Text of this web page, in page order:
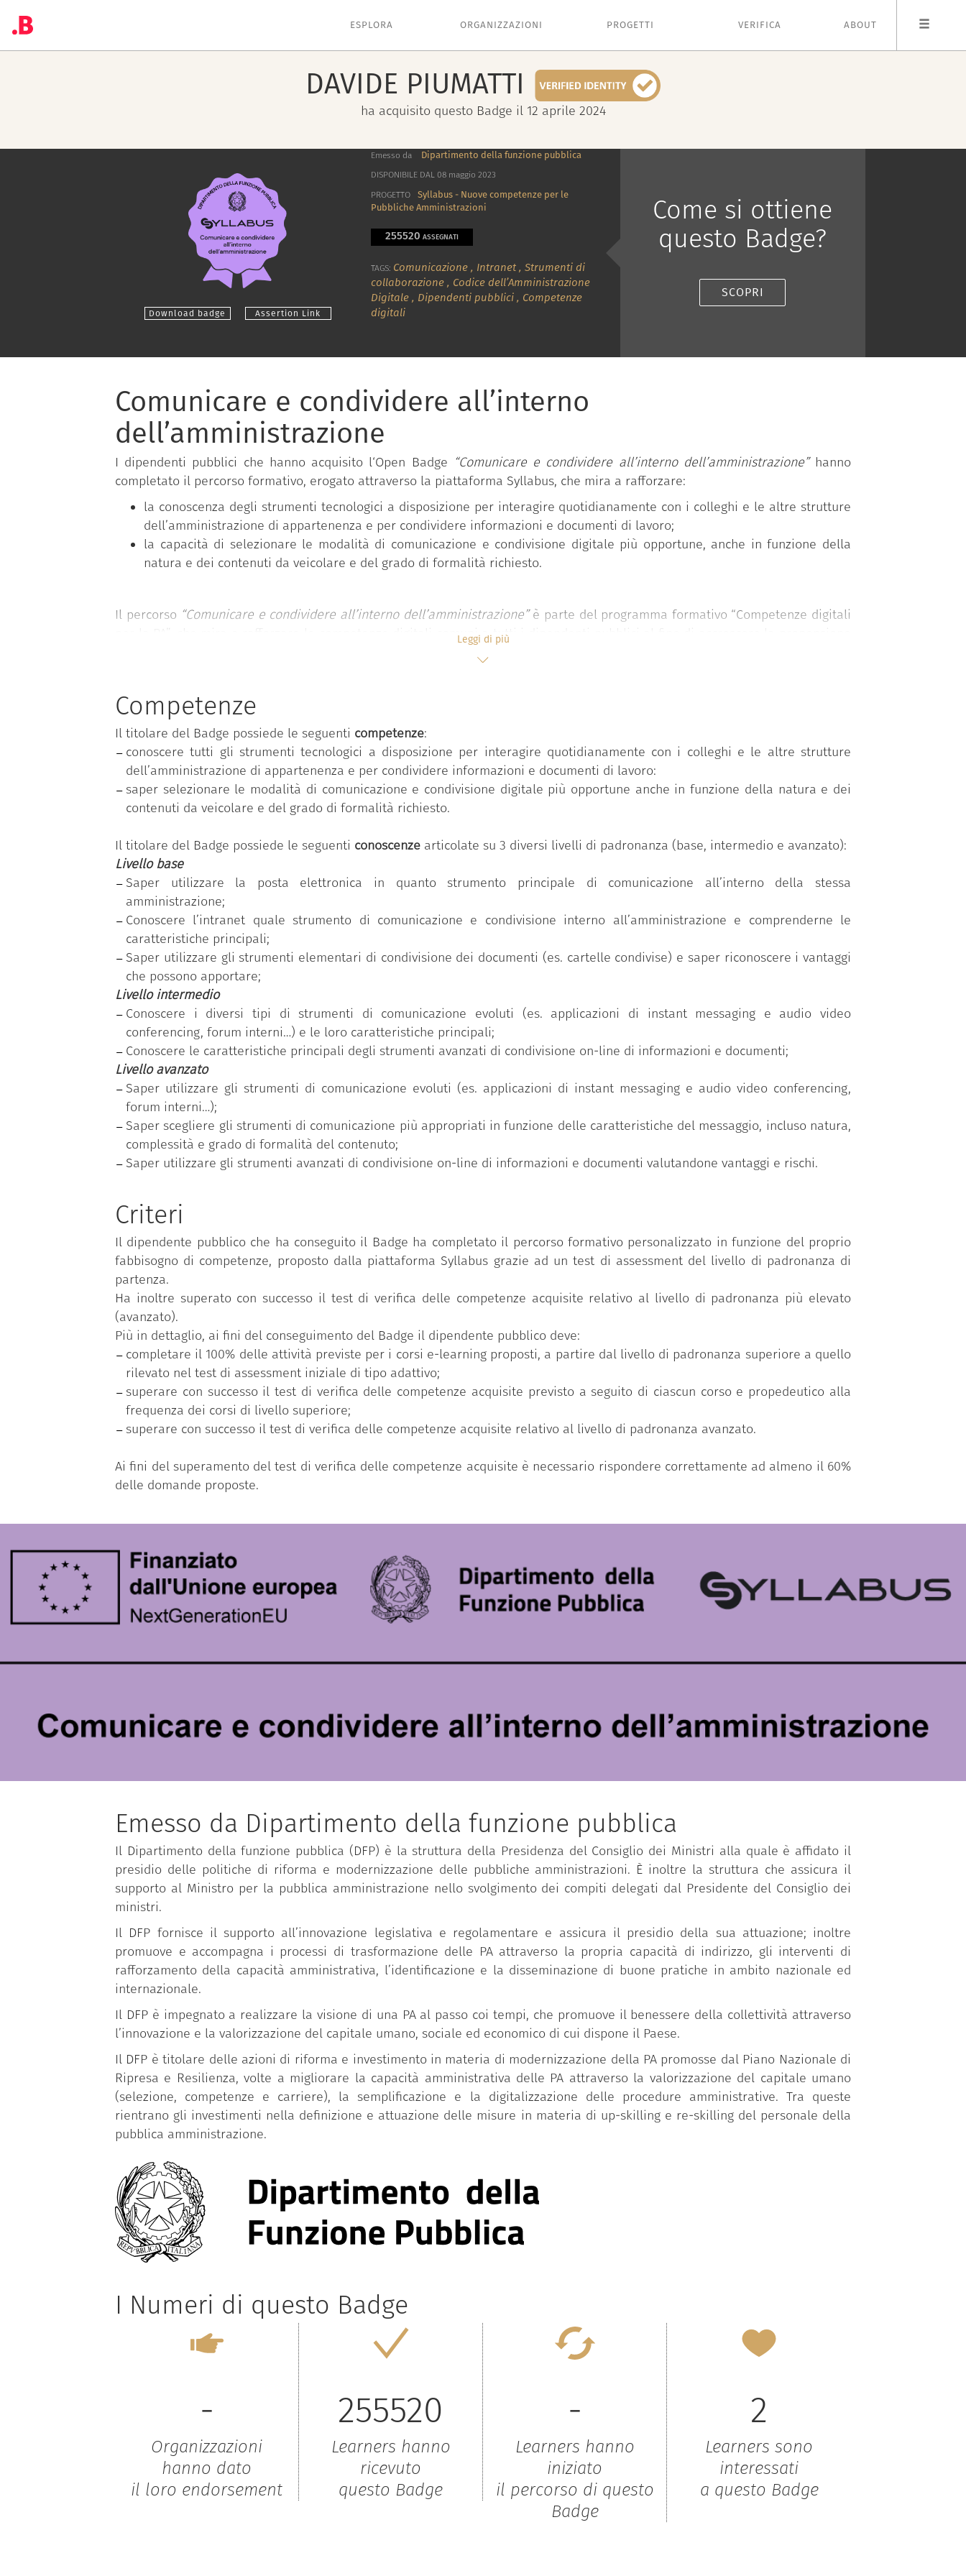
ESPLORA ORGANIZZAZIONI PROGETTI VERIFICA ABOUT
DAVIDE PIUMATTI
ha acquisito questo Badge il 12 aprile 2024
Download badge Assertion Link
Emesso da Dipartimento della funzione pubblica
DISPONIBILE DAL 08 maggio 2023
PROGETTO
Syllabus - Nuove competenze per le
Pubbliche Amministrazioni
255520 ASSEGNATI
TAGS: Comunicazione , Intranet ,Strumenti di
collaborazione , Codice dell’Amministrazione
Digitale , Dipendenti pubblici , Competenze
digitali
Come si ottiene
questo Badge?
SCOPRI
Comunicare e condividere all’interno
dell’amministrazione
I dipendenti pubblici che hanno acquisito l‘Open Badge “Comunicare e condividere all’interno dell’amministrazione”hanno
completato il percorso formativo, erogato attraverso la piattaforma Syllabus, che mira a rafforzare:
la conoscenza degli strumenti tecnologici a disposizione per interagire quotidianamente con i colleghi e le altre strutture
dell’amministrazione di appartenenza e per condividere informazioni e documenti di lavoro;
la capacità di selezionare le modalità di comunicazione e condivisione digitale più opportune, anche in funzione della
natura e dei contenuti da veicolare e del grado di formalità richiesto.
Il percorso “Comunicare e condividere all’interno dell’amministrazione”è parte del programma formativo “Competenze digitali
per la PA”, che mira a rafforzare le competenze digitali comuni a tutti i dipendenti pubblici al fine di accrescere la propensione
Il programma si basa sul
tematiche; ciascuna competenza, a sua volta, si articola in un numero variabile di conoscenze/abilità raggruppate secondo tre
livelli di padronanza (base, intermedio e avanzato).
“Comunicare e condividere all’interno dell’amministrazione”è una delle 11 competenze previste nel programma“Competenze
digitali per la PA”.
Il dipendente pubblico che ha conseguito il Badge ha partecipato al percorso formativo personalizzato in funzione della
acquisite, relativo al livello di padronanza più elevato (avanzato).
Leggi di più
Competenze
Il titolare del Badge possiede le seguenti competenze:
conoscere tutti gli strumenti tecnologici a disposizione per interagire quotidianamente con i colleghi e le altre strutture
dell’amministrazione di appartenenza e per condividere informazioni e documenti di lavoro:
saper selezionare le modalità di comunicazione e condivisione digitale più opportune anche in funzione della natura e dei
contenuti da veicolare e del grado di formalità richiesto.
Il titolare del Badge possiede le seguenti conoscenze articolate su 3 diversi livelli di padronanza (base, intermedio e avanzato):
Livello base
Saper utilizzare la posta elettronica in quanto strumento principale di comunicazione all’interno della stessa
amministrazione;
Conoscere l’intranet quale strumento di comunicazione e condivisione interno all’amministrazione e comprenderne le
caratteristiche principali;
Saper utilizzare gli strumenti elementari di condivisione dei documenti (es. cartelle condivise) e saper riconoscere i vantaggi
che possono apportare;
Livello intermedio
Conoscere i diversi tipi di strumenti di comunicazione evoluti (es. applicazioni di instant messaging e audio video
conferencing, forum interni…) e le loro caratteristiche principali;
Conoscere le caratteristiche principali degli strumenti avanzati di condivisione on-line di informazioni e documenti;
Livello avanzato
Saper utilizzare gli strumenti di comunicazione evoluti (es. applicazioni di instant messaging e audio video conferencing,
forum interni…);
Saper scegliere gli strumenti di comunicazione più appropriati in funzione delle caratteristiche del messaggio, incluso natura,
complessità e grado di formalità del contenuto;
Saper utilizzare gli strumenti avanzati di condivisione on-line di informazioni e documenti valutandone vantaggi e rischi.
Criteri
Il dipendente pubblico che ha conseguito il Badge ha completato il percorso formativo personalizzato in funzione del proprio
fabbisogno di competenze, proposto dalla piattaforma Syllabus grazie ad un test di assessment del livello di padronanza di
partenza.
Ha inoltre superato con successo il test di verifica delle competenze acquisite relativo al livello di padronanza più elevato
(avanzato).
Più in dettaglio, ai fini del conseguimento del Badge il dipendente pubblico deve:
completare il 100% delle attività previste per i corsi e-learning proposti, a partire dal livello di padronanza superiore a quello
rilevato nel test di assessment iniziale di tipo adattivo;
superare con successo il test di verifica delle competenze acquisite previsto a seguito di ciascun corso e propedeutico alla
frequenza dei corsi di livello superiore;
superare con successo il test di verifica delle competenze acquisite relativo al livello di padronanza avanzato.
Ai fini del superamento del test di verifica delle competenze acquisite è necessario rispondere correttamente ad almeno il 60%
delle domande proposte.
Emesso da Dipartimento della funzione pubblica
Il Dipartimento della funzione pubblica (DFP) è la struttura della Presidenza del Consiglio dei Ministri alla quale è affidato il
presidio delle politiche di riforma e modernizzazione delle pubbliche amministrazioni. È inoltre la struttura che assicura il
supporto al Ministro per la pubblica amministrazione nello svolgimento dei compiti delegati dal Presidente del Consiglio dei
ministri.
Il DFP fornisce il supporto all’innovazione legislativa e regolamentare e assicura il presidio della sua attuazione; inoltre
promuove e accompagna i processi di trasformazione delle PA attraverso la propria capacità di indirizzo, gli interventi di
rafforzamento della capacità amministrativa, l’identificazione e la disseminazione di buone pratiche in ambito nazionale ed
internazionale.
Il DFP è impegnato a realizzare la visione di una PA al passo coi tempi, che promuove il benessere della collettività attraverso
l’innovazione e la valorizzazione del capitale umano, sociale ed economico di cui dispone il Paese.
Il DFP è titolare delle azioni di riforma e investimento in materia di modernizzazione della PA promosse dal Piano Nazionale di
Ripresa e Resilienza, volte a migliorare la capacità amministrativa delle PA attraverso la valorizzazione del capitale umano
(selezione, competenze e carriere), la semplificazione e la digitalizzazione delle procedure amministrative. Tra queste
rientrano gli investimenti nella definizione e attuazione delle misure in materia di up-skilling e re-skilling del personale della
pubblica amministrazione.
I Numeri di questo Badge
-
Organizzazioni
hanno dato
il loro endorsement
255520
Learners hanno
ricevuto
questo Badge
-
Learners hanno
iniziato
il percorso di questo
Badge
2
Learners sono
interessati
a questo Badge